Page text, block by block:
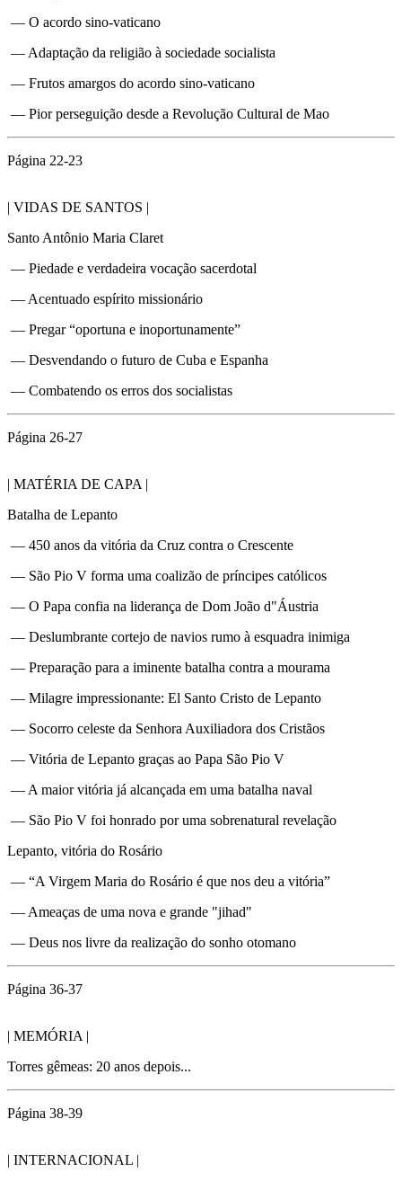
— O acordo sino-vaticano
— Adaptação da religião à sociedade socialista
— Frutos amargos do acordo sino-vaticano
— Pior perseguição desde a Revolução Cultural de Mao
Página 22-23
| VIDAS DE SANTOS |
Santo Antônio Maria Claret
— Piedade e verdadeira vocação sacerdotal
— Acentuado espírito missionário
— Pregar “oportuna e inoportunamente”
— Desvendando o futuro de Cuba e Espanha
— Combatendo os erros dos socialistas
Página 26-27
| MATÉRIA DE CAPA |
Batalha de Lepanto
— 450 anos da vitória da Cruz contra o Crescente
— São Pio V forma uma coalizão de príncipes católicos
— O Papa confia na liderança de Dom João d"Áustria
— Deslumbrante cortejo de navios rumo à esquadra inimiga
— Preparação para a iminente batalha contra a mourama
— Milagre impressionante: El Santo Cristo de Lepanto
— Socorro celeste da Senhora Auxiliadora dos Cristãos
— Vitória de Lepanto graças ao Papa São Pio V
— A maior vitória já alcançada em uma batalha naval
— São Pio V foi honrado por uma sobrenatural revelação
Lepanto, vitória do Rosário
— “A Virgem Maria do Rosário é que nos deu a vitória”
— Ameaças de uma nova e grande "jihad"
— Deus nos livre da realização do sonho otomano
Página 36-37
| MEMÓRIA |
Torres gêmeas: 20 anos depois...
Página 38-39
| INTERNACIONAL |